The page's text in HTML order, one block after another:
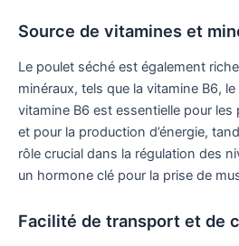
Source de vitamines et
Le poulet séché est également
minéraux, tels que la vitamine B6,
vitamine B6 est essentielle pour
et pour la production d’énergie,
rôle crucial dans la régulation des
un hormone clé pour la prise de
Facilité de transport et de